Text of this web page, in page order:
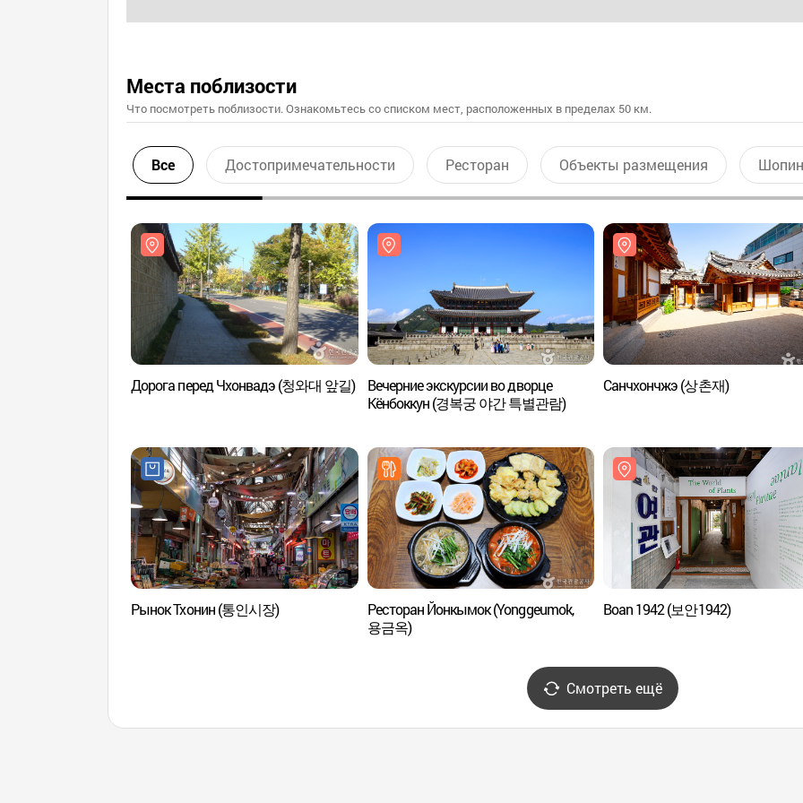
Места поблизости
Что посмотреть поблизости. Ознакомьтесь со списком мест, расположенных в пределах 50 км.
Все Достопримечательности Ресторан Объекты размещения
Дорога перед Чхонвадэ (청와대 앞길)
Вечерние экскурсии во дворце
Кёнбоккун (경복궁 야간 특별관람)
Санчхончжэ (상촌재)
Рынок Тхонин (통인시장)
Ресторан Йонкымок (Yonggeumok,
용금옥)
Boan 1942 (보안1942)
Смотреть ещё